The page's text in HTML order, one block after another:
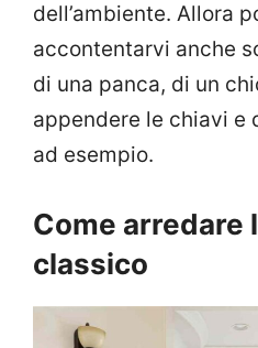
dell’ambiente. Allora
accontentarvi anche
di una panca, di un
appendere le chiavi e
ad esempio.
Come arredare
classico